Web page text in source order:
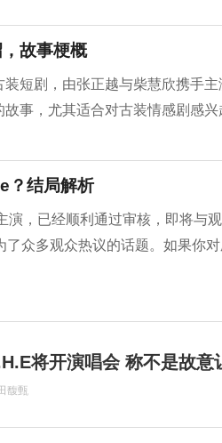
故事梗概
装短剧，由张正越与柴慧欣携手
事，尤其适合对古装情感剧感兴
？结局解析
演，已经顺利通过审核，即将与
众多观众热议的话题。如果你
将开演唱会 称不是故意
馥甄